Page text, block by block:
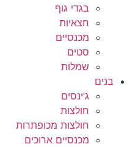
בגדי גוף
חצאיות
מכנסיים
סטים
שמלות
בנים
ג’ינסים
חולצות
חולצות מכופתרות
מכנסיים ארוכים